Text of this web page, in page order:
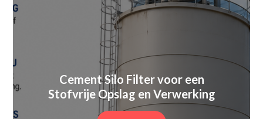
Cement Silo Filter voor een
Stofvrije Opslag en Verwerking